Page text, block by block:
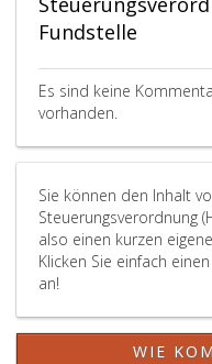
Fundstelle
Es sind keine
vorhanden.
Sie können den Inhalt
Steuerungsverordnung
also einen kurzen
Klicken Sie einfach
an!
WIE